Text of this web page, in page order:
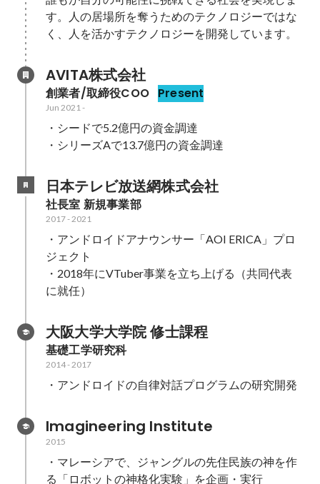
す。人の居場所を奪うためのテクノロジーではな
く、人を活かすテクノロジーを開発しています。
AVITA株式会社
創業者/取締役COO Present
Jun 2021 -
・シードで5.2億円の資金調達
・シリーズAで13.7億円の資金調達
日本テレビ放送網株式会社
社長室 新規事業部
2017- 2021
・アンドロイドアナウンサー「AOI ERICA」プロ
ジェクト
・2018年にVTuber事業を立ち上げる（共同代表
に就任）
大阪大学大学院 修士課程
基礎工学研究科
2014- 2017
・アンドロイドの自律対話プログラムの研究開発
Imagineering Institute
2015
・マレーシアで、ジャングルの先住民族の神を作
る「ロボットの神格化実験」を企画・実行